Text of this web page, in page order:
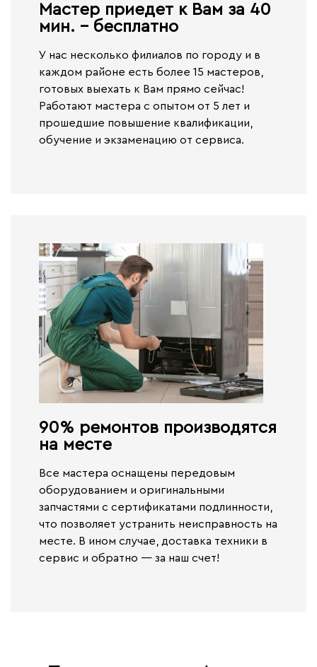
Мастер приедет к Вам за 40
мин. - бесплатно​
У нас несколько филиалов по городу и в
каждом районе есть более 15 мастеров,
готовых выехать к Вам прямо сейчас!
Работают мастера с опытом от 5 лет и
прошедшие повышение квалификации,
обучение и экзаменацию от сервиса.
90% ремонтов производятся
на месте​
Все мастера оснащены передовым
оборудованием и оригинальными
запчастями с сертификатами подлинности,
что позволяет устранить неисправность на
месте. В ином случае, доставка техники в
сервис и обратно — за наш счет!